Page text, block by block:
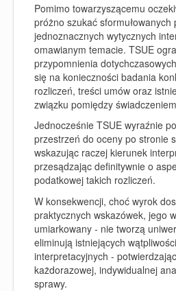
Pomimo towarzyszącemu
próżno szukać sformułowanych
jednoznacznych wytycznych
omawianym temacie. TSUE
przypomnienia
się na konieczności badania
rozliczeń, treści umów oraz
związku pomiędzy
Jednocześnie TSUE wyraźnie
przestrzeń do oceny po stronie
wskazując raczej kierunek
przesądzając definitywnie o
podatkowej takich rozliczeń.
W konsekwencji, choć wyrok
praktycznych wskazówek, jego
umiarkowany - nie tworzą
eliminują istniejących wątpliwości
interpretacyjnych -
każdorazowej, indywidualnej
sprawy.